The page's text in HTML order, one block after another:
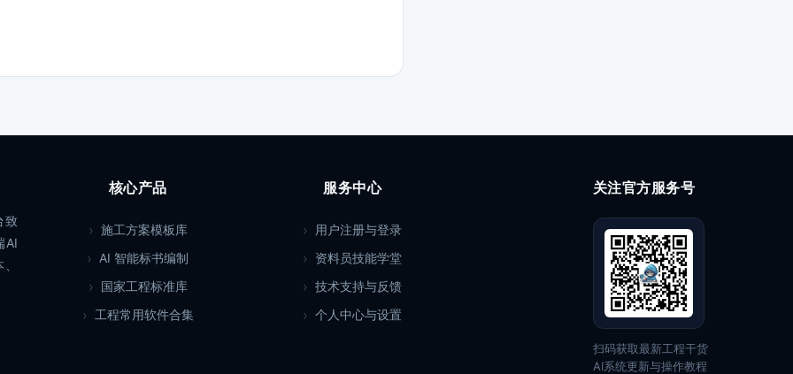
致
AI
核心产品
施工方案模板库
AI 智能标书编制
国家工程标准库
工程常用软件合集
服务中心
用户注册与登录
资料员技能学堂
技术支持与反馈
个人中心与设置
关注官方服务号
扫码获取最新工程干货
AI系统更新与操作教程